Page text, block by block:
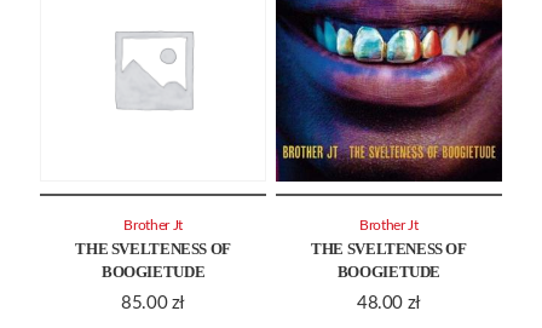
THE SVELTENESS OF
BOOGIETUDE
85.00 zł
Brother Jt
THE SVELTENESS OF
BOOGIETUDE
48.00 zł
Brother Jt